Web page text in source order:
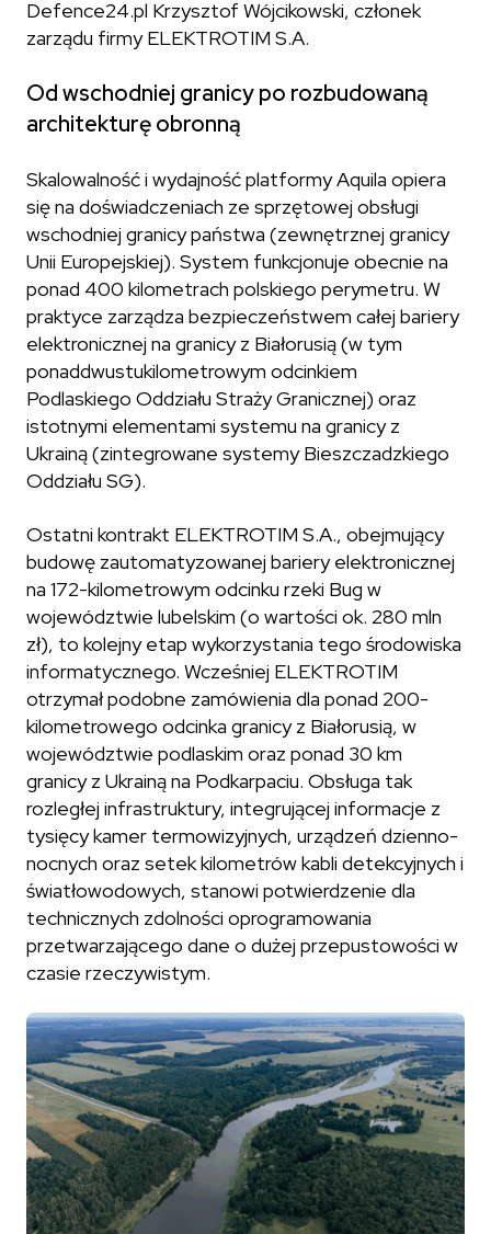
Defence24.pl Krzysztof Wójcikowski, członek
zarządu firmy ELEKTROTIM S.A.
Od wschodniej granicy po rozbudowaną
architekturę obronną
Skalowalność i wydajność platformy Aquila opiera
się na doświadczeniach ze sprzętowej obsługi
wschodniej granicy państwa (zewnętrznej granicy
Unii Europejskiej). System funkcjonuje obecnie na
ponad 400 kilometrach polskiego perymetru. W
praktyce zarządza bezpieczeństwem całej bariery
elektronicznej na granicy z Białorusią (w tym
ponaddwustukilometrowym odcinkiem
Podlaskiego Oddziału Straży Granicznej) oraz
istotnymi elementami systemu na granicy z
Ukrainą (zintegrowane systemy Bieszczadzkiego
Oddziału SG).
Ostatni kontrakt ELEKTROTIM S.A., obejmujący
budowę zautomatyzowanej bariery elektronicznej
na 172-kilometrowym odcinku rzeki Bug w
województwie lubelskim (o wartości ok. 280 mln
zł), to kolejny etap wykorzystania tego środowiska
informatycznego. Wcześniej ELEKTROTIM
otrzymał podobne zamówienia dla ponad 200-
kilometrowego odcinka granicy z Białorusią, w
województwie podlaskim oraz ponad 30 km
granicy z Ukrainą na Podkarpaciu. Obsługa tak
rozległej infrastruktury, integrującej informacje z
tysięcy kamer termowizyjnych, urządzeń dzienno-
nocnych oraz setek kilometrów kabli detekcyjnych i
światłowodowych, stanowi potwierdzenie dla
technicznych zdolności oprogramowania
przetwarzającego dane o dużej przepustowości w
czasie rzeczywistym.